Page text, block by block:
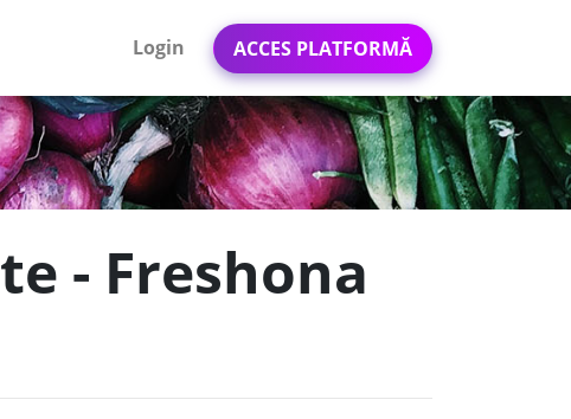
Login ACCES PLATFORMĂ
- Freshona